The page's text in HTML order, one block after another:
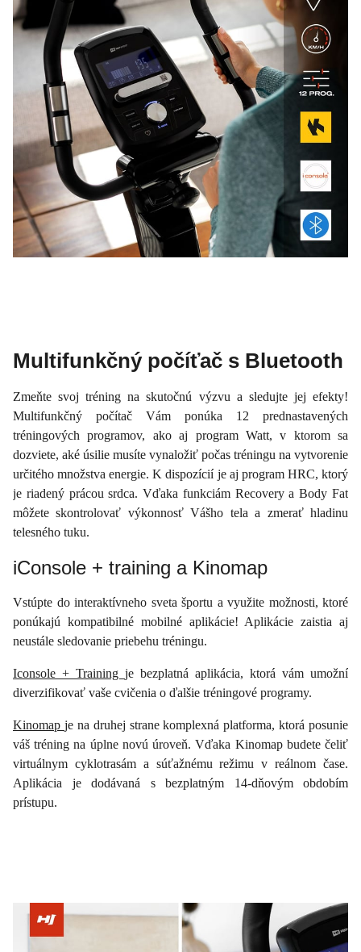
Multifunkčný počíťač s Bluetooth
Zmeňte svoj tréning na skutočnú výzvu a sledujte jej efekty!
Multifunkčný počítač Vám ponúka 12 prednastavených
tréningových programov, ako aj program Watt, v ktorom sa
dozviete, aké úsilie musíte vynaložiť počas tréningu na vytvorenie
určitého množstva energie. K dispozícií je aj program HRC, ktorý
je riadený prácou srdca. Vďaka funkciám Recovery a Body Fat
môžete skontrolovať výkonnosť Vášho tela a zmerať hladinu
telesného tuku.
iConsole + training a Kinomap
Vstúpte do interaktívneho sveta športu a využite možnosti, ktoré
ponúkajú kompatibilné mobilné aplikácie! Aplikácie zaistia aj
neustále sledovanie priebehu tréningu.
Iconsole + Training je bezplatná aplikácia, ktorá vám umožní
diverzifikovať vaše cvičenia o ďalšie tréningové programy.
Kinomap je na druhej strane komplexná platforma, ktorá posunie
váš tréning na úplne novú úroveň. Vďaka Kinomap budete čeliť
virtuálnym cyklotrasám a súťažnému režimu v reálnom čase.
Aplikácia je dodávaná s bezplatným 14-dňovým obdobím
prístupu.